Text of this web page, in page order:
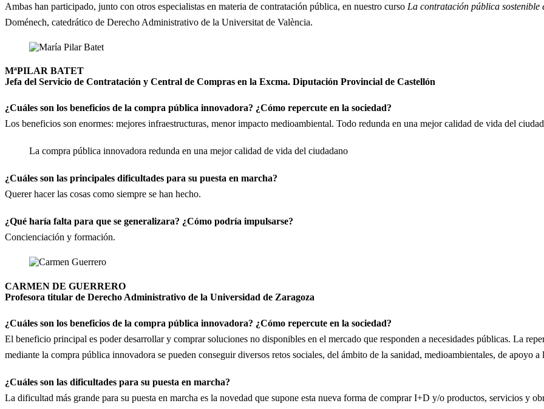
Ambas han participado, junto con otros especialistas en materia de contratación pública, en nuestro curso La contratación pública sostenible
Doménech, catedrático de Derecho Administrativo de la Universitat de València.
MªPILAR BATET
Jefa del Servicio de Contratación y Central de Compras en la Excma. Diputación Provincial de Castellón
¿Cuáles son los beneficios de la compra pública innovadora? ¿Cómo repercute en la sociedad?
Los beneficios son enormes: mejores infraestructuras, menor impacto medioambiental. Todo redunda en una mejor calidad de vida del
La compra pública innovadora redunda en una mejor calidad de vida del ciudadano
¿Cuáles son las principales dificultades para su puesta en marcha?
Querer hacer las cosas como siempre se han hecho.
¿Qué haría falta para que se generalizara? ¿Cómo podría impulsarse?
Concienciación y formación.
CARMEN DE GUERRERO
Profesora titular de Derecho Administrativo de la Universidad de Zaragoza
¿Cuáles son los beneficios de la compra pública innovadora? ¿Cómo repercute en la sociedad?
El beneficio principal es poder desarrollar y comprar soluciones no disponibles en el mercado que responden a necesidades públicas. La
mediante la compra pública innovadora se pueden conseguir diversos retos sociales, del ámbito de la sanidad, medioambientales, de apoyo a
¿Cuáles son las dificultades para su puesta en marcha?
La dificultad más grande para su puesta en marcha es la novedad que supone esta nueva forma de comprar I+D y/o productos, servicios y